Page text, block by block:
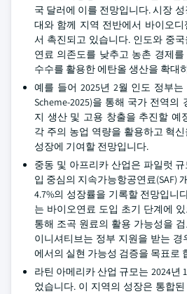
국 달러에 이를 전망입니다. 시장
대와 함께 지역 전반에서 바이오
서 촉진되고 있습니다. 인도와 중
연료 의존도를 낮추고 농촌 경제
수수를 활용한 에탄올 생산을 확대
예를 들어 2025년 2월 인도 정부
Scheme-2025)을 통해 국가 전역의
지 생산 및 고용 창출을 추진할 예
각 주의 농업 역량을 활용하고 혁
성장에 기여할 전망입니다.
중동 및 아프리카 산업은 파일럿
입 중심의 지속가능항공연료(SAF)
4.7%의 성장률을 기록할 전망입니
는 바이오연료 도입 초기 단계에
통해 조곡 원료의 활용 가능성을
이니셔티브는 정부 지원을 받는 경
에서의 실현 가능성 검증을 목표로
라틴 아메리카 산업 규모는 2024년
었습니다. 이 지역의 성장은 통합